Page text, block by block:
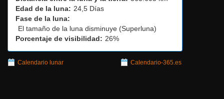
Edad de la luna: 24,5 Días
Fase de la luna:
El tamaño de la luna disminuye (Superluna)
Porcentaje de visibilidad: 26%
Calendario lunar Calendario-365.es